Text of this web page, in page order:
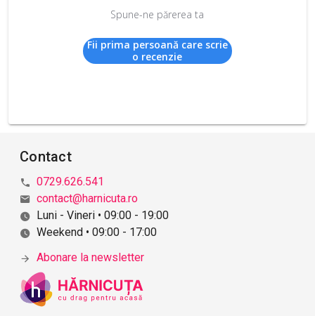
Spune-ne părerea ta
Fii prima persoană care scrie
o recenzie
Contact
0729.626.541
contact@harnicuta.ro
Luni - Vineri • 09:00 - 19:00
Weekend • 09:00 - 17:00
Abonare la newsletter